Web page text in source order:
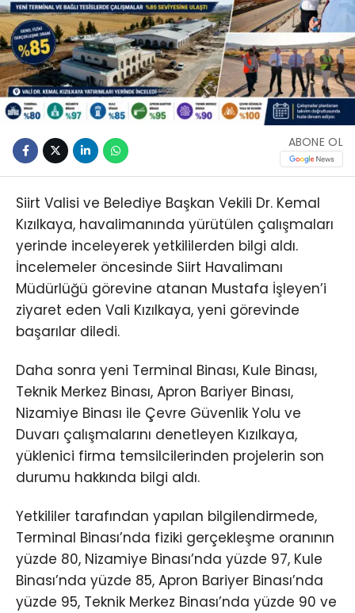
ABONE OL
Siirt Valisi ve Belediye Başkan Vekili Dr. Kemal
Kızılkaya, havalimanında yürütülen çalışmaları
yerinde inceleyerek yetkililerden bilgi aldı.
İncelemeler öncesinde Siirt Havalimanı
Müdürlüğü görevine atanan Mustafa İşleyen’i
ziyaret eden Vali Kızılkaya, yeni görevinde
başarılar diledi.
Daha sonra yeni Terminal Binası, Kule Binası,
Teknik Merkez Binası, Apron Bariyer Binası,
Nizamiye Binası ile Çevre Güvenlik Yolu ve
Duvarı çalışmalarını denetleyen Kızılkaya,
yüklenici firma temsilcilerinden projelerin son
durumu hakkında bilgi aldı.
Yetkililer tarafından yapılan bilgilendirmede,
Terminal Binası’nda fiziki gerçekleşme oranının
yüzde 80, Nizamiye Binası’nda yüzde 97, Kule
Binası’nda yüzde 85, Apron Bariyer Binası’nda
yüzde 95, Teknik Merkez Binası’nda yüzde 90 ve